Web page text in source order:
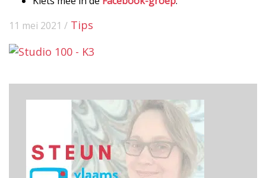
11 mei 2021 / Tips